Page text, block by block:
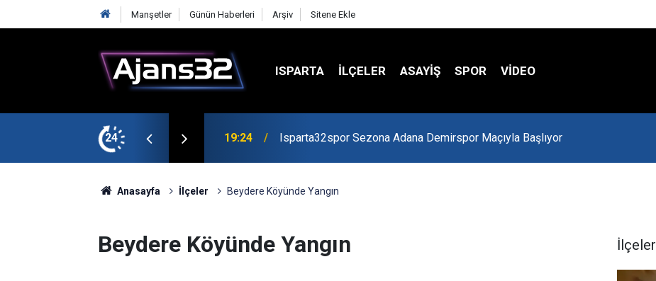
Manşetler Günün Haberleri Arşiv Sitene Ekle
ISPARTA İLÇELER ASAYİŞ SPOR VIDEO
24
Maçıyla Başlıyor 19:22 Isparta Kredi Batağında
Anasayfa İlçeler Beydere Köyünde Yangın
Beydere Köyünde Yangın İlçeler